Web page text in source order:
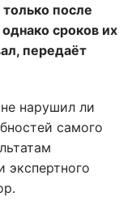
после
сроков их
передаёт
нарушил ли
самого
экспертного